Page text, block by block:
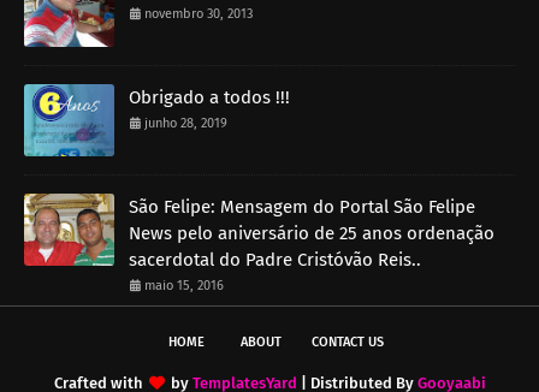
novembro 30, 2013
Obrigado a todos !!!
junho 28, 2019
São Felipe: Mensagem do Portal São Felipe
News pelo aniversário de 25 anos ordenação
sacerdotal do Padre Cristóvão Reis..
maio 15, 2016
HOME ABOUT CONTACT US
Crafted with by TemplatesYard | Distributed By Gooyaabi